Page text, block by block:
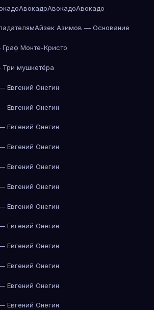
АвокадоАвокадоАвокадо
Айзек Азимов — Основание
Монте-Кристо
мушкетёра
Евгений Онегин
Евгений Онегин
Евгений Онегин
Евгений Онегин
Евгений Онегин
Евгений Онегин
Евгений Онегин
Евгений Онегин
Евгений Онегин
Евгений Онегин
Евгений Онегин
Евгений Онегин